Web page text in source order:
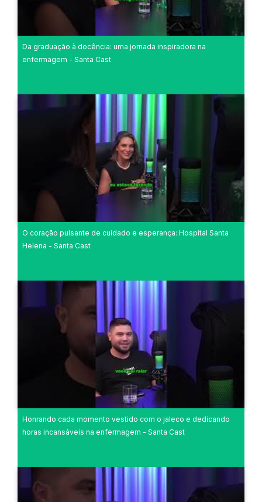
Da graduação à docência: uma jornada inspiradora na
enfermagem - Santa Cast
O coração pulsante de cuidado e esperança: Hospital Santa
Helena - Santa Cast
Honrando cada momento vestido com o jaleco e dedicando
horas incansáveis na enfermagem - Santa Cast